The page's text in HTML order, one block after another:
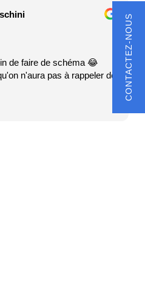
CONTACTEZ-NOUS
de faire de schéma 😂
n'aura pas à rappeler de